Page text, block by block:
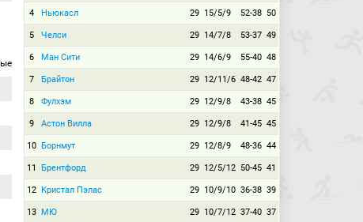
4 Ньюкасл 29 15/5/9 52-38 50
5 Челси 29 14/7/8 53-37 49
6 Ман Сити 29 14/6/9 55-40 48
7 Брайтон 29 12/11/6 48-42 47
8 Фулхэм 29 12/9/8 43-38 45
9 Астон Вилла 29 12/9/8 41-45 45
10 Борнмут 29 12/8/9 48-36 44
11 Брентфорд 29 12/5/12 50-45 41
12 Кристал Пэлас 29 10/9/10 36-38 39
13 МЮ 29 10/7/12 37-40 37